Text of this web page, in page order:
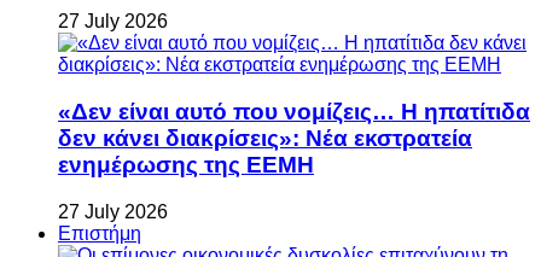
27 July 2026
«Δεν είναι αυτό που νομίζεις… Η ηπατίτιδα
δεν κάνει διακρίσεις»: Νέα εκστρατεία
ενημέρωσης της ΕΕΜΗ
27 July 2026
Επιστήμη